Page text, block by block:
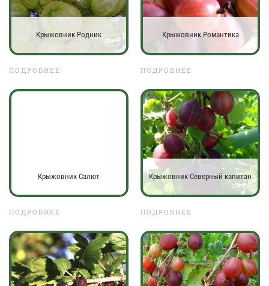
Крыжовник Родник
ПОДРОБНЕЕ
Крыжовник Романтика
ПОДРОБНЕЕ
Крыжовник Салют
ПОДРОБНЕЕ
Крыжовник Северный капитан
ПОДРОБНЕЕ